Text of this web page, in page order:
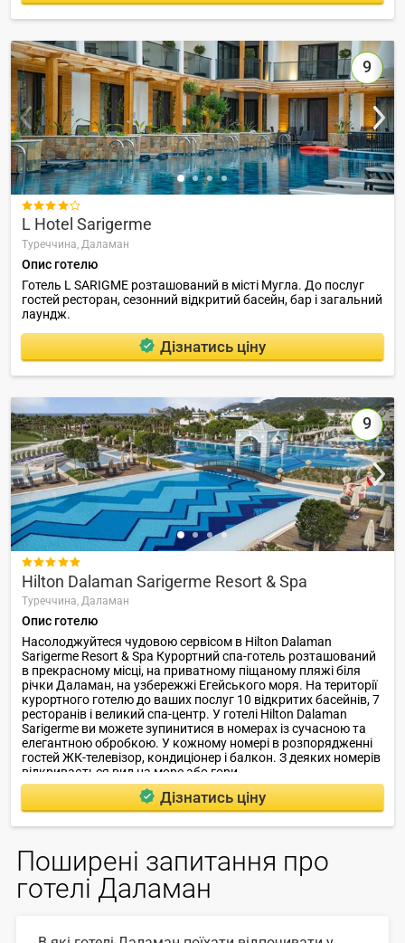
9

L Hotel Sarigerme
Туреччина, Даламан
Опис готелю
Готель L SARIGME розташований в місті Мугла. До послуг
гостей ресторан, сезонний відкритий басейн, бар і загальний
лаундж.
Дізнатись ціну
9

Hilton Dalaman Sarigerme Resort & Spa
Туреччина, Даламан
Опис готелю
Насолоджуйтеся чудовою сервісом в Hilton Dalaman
Sarigerme Resort & Spa Курортний спа-готель розташований
в прекрасному місці, на приватному піщаному пляжі біля
річки Даламан, на узбережжі Егейського моря. На території
курортного готелю до ваших послуг 10 відкритих басейнів, 7
ресторанів і великий спа-центр. У готелі Hilton Dalaman
Sarigerme ви можете зупинитися в номерах із сучасною та
елегантною обробкою. У кожному номері в розпорядженні
гостей ЖК-телевізор, кондиціонер і балкон. З деяких номерів
відкривається вид на море або гори.
Дізнатись ціну
Поширені запитання про
готелі Даламан